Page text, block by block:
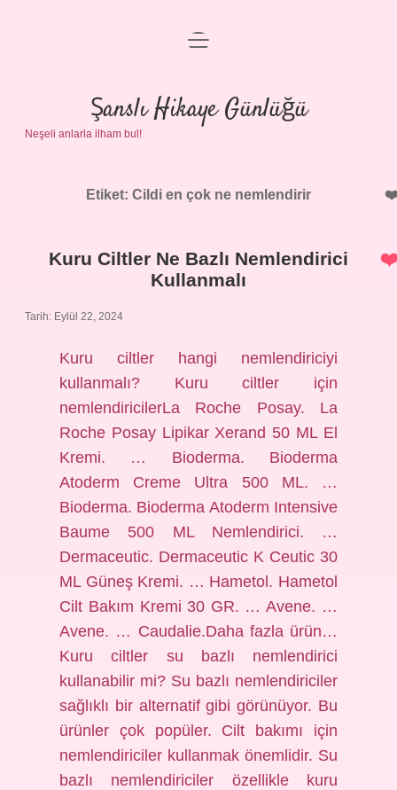
Anasayfa
Gizlilik Politikası
menüyü
Şanslı Hikaye Günlüğü
Neşeli anlarla ilham bul!
Etiket: Cildi en çok ne nemlendirir
Kuru Ciltler Ne Bazlı Nemlendirici
Kullanmalı
Tarih: Eylül 22, 2024
Kuru ciltler hangi nemlendiriciyi
kullanmalı? Kuru ciltler için
nemlendiricilerLa Roche Posay. La
Roche Posay Lipikar Xerand 50 ML El
Kremi. … Bioderma. Bioderma
Atoderm Creme Ultra 500 ML. …
Bioderma. Bioderma Atoderm Intensive
Baume 500 ML Nemlendirici. …
Dermaceutic. Dermaceutic K Ceutic 30
ML Güneş Kremi. … Hametol. Hametol
Cilt Bakım Kremi 30 GR. … Avene. …
Avene. … Caudalie.Daha fazla ürün…
Kuru ciltler su bazlı nemlendirici
kullanabilir mi? Su bazlı nemlendiriciler
sağlıklı bir alternatif gibi görünüyor. Bu
ürünler çok popüler. Cilt bakımı için
nemlendiriciler kullanmak önemlidir. Su
bazlı nemlendiriciler özellikle kuru